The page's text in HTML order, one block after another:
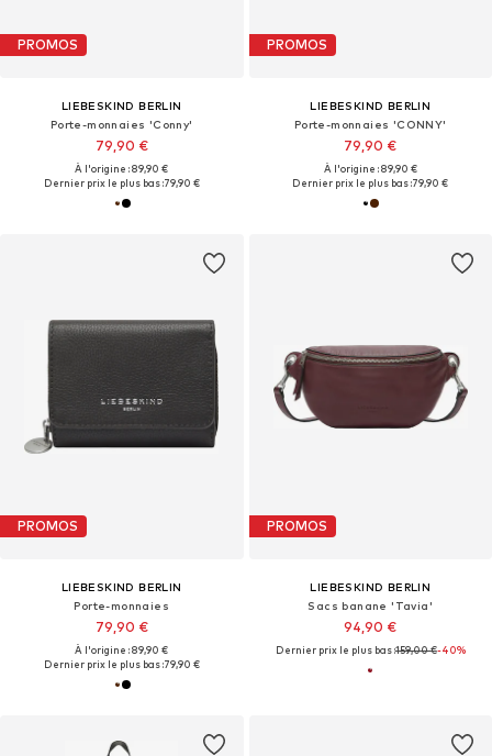
PROMOS
LIEBESKIND BERLIN
Porte-monnaies 'Conny'
79,90 €
À l'origine : 89,90 €
Dernier prix le plus bas :79,90 €
PROMOS
LIEBESKIND BERLIN
Porte-monnaies 'CONNY'
79,90 €
À l'origine : 89,90 €
Dernier prix le plus bas :79,90 €
PROMOS
LIEBESKIND BERLIN
Porte-monnaies
79,90 €
À l'origine : 89,90 €
Dernier prix le plus bas :79,90 €
PROMOS
LIEBESKIND BERLIN
Sacs banane 'Tavia'
94,90 €
Dernier prix le plus bas :159,00 €-40%